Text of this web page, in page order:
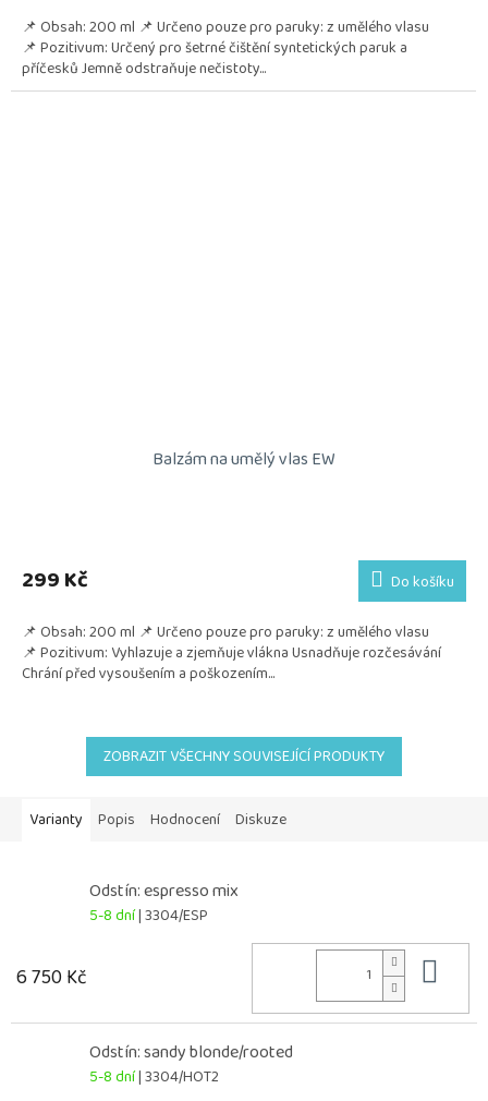
📌 Obsah: 200 ml 📌 Určeno pouze pro paruky: z umělého vlasu
📌 Pozitivum: Určený pro šetrné čištění syntetických paruk a
příčesků Jemně odstraňuje nečistoty...
Balzám na umělý vlas EW
299 Kč Do košíku
📌 Obsah: 200 ml 📌 Určeno pouze pro paruky: z umělého vlasu
📌 Pozitivum: Vyhlazuje a zjemňuje vlákna Usnadňuje rozčesávání
Chrání před vysoušením a poškozením...
ZOBRAZIT VŠECHNY SOUVISEJÍCÍ PRODUKTY
Varianty Popis Hodnocení Diskuze
Odstín: espresso mix
5-8 dní| 3304/ESP
6 750 Kč
Odstín: sandy blonde/rooted
5-8 dní| 3304/HOT2